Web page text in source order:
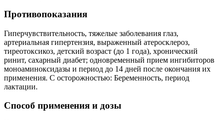
Противопоказания
Гиперчувствительность, тяжелые заболевания глаз,
артериальная гипертензия, выраженный атеросклероз,
тиреотоксикоз, детский возраст (до 1 года), хронический
ринит, сахарный диабет; одновременный прием ингибиторов
моноаминоксидазы и период до 14 дней после окончания их
применения. С осторожностью: Беременность, период
лактации.
Способ применения и дозы